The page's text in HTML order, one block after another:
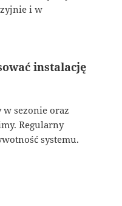
i w
instalację
sezonie oraz
Regularny
systemu.